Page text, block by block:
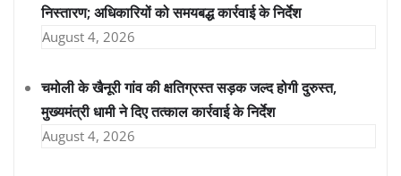
निस्तारण; अधिकारियों को समयबद्ध कार्रवाई के निर्देश
August 4, 2026
चमोली के खैनूरी गांव की क्षतिग्रस्त सड़क जल्द होगी दुरुस्त,
मुख्यमंत्री धामी ने दिए तत्काल कार्रवाई के निर्देश
August 4, 2026